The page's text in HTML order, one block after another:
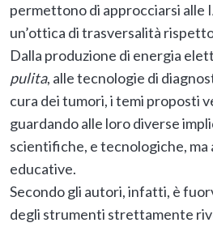
permettono di approcciarsi alle
un’ottica di trasversalità
Dalla produzione di energia
pulita, alle tecnologie di
cura dei tumori, i temi proposti
guardando alle loro diverse
scientifiche, e tecnologiche, ma
educative.
Secondo gli autori, infatti, è
degli strumenti strettamente